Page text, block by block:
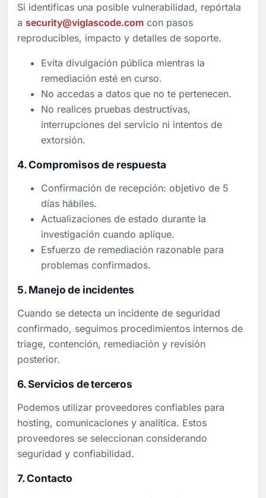
Si identificas una posible vulnerabilidad, repórtala
a security@viglascode.com con pasos
reproducibles, impacto y detalles de soporte.
Evita divulgación pública mientras la
remediación esté en curso.
No accedas a datos que no te pertenecen.
No realices pruebas destructivas,
interrupciones del servicio ni intentos de
extorsión.
4. Compromisos de respuesta
Confirmación de recepción: objetivo de 5
días hábiles.
Actualizaciones de estado durante la
investigación cuando aplique.
Esfuerzo de remediación razonable para
problemas confirmados.
5. Manejo de incidentes
Cuando se detecta un incidente de seguridad
confirmado, seguimos procedimientos internos de
triage, contención, remediación y revisión
posterior.
6. Servicios de terceros
Podemos utilizar proveedores confiables para
hosting, comunicaciones y analítica. Estos
proveedores se seleccionan considerando
seguridad y confiabilidad.
7. Contacto